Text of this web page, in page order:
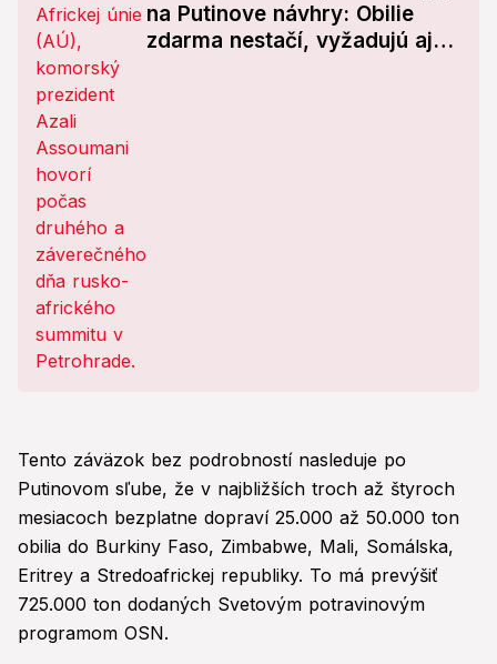
na Putinove návhry: Obilie
zdarma nestačí, vyžadujú aj
Tento záväzok bez podrobností nasleduje po
Putinovom sľube, že v najbližších troch až štyroch
mesiacoch bezplatne dopraví 25.000 až 50.000 ton
obilia do Burkiny Faso, Zimbabwe, Mali, Somálska,
Eritrey a Stredoafrickej republiky. To má prevýšiť
725.000 ton dodaných Svetovým potravinovým
programom OSN.